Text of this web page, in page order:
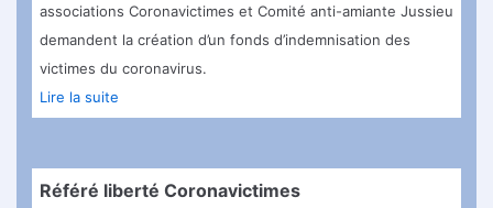
associations Coronavictimes et Comité anti-amiante Jussieu
demandent la création d’un fonds d’indemnisation des
victimes du coronavirus.
Lire la suite
Référé liberté Coronavictimes